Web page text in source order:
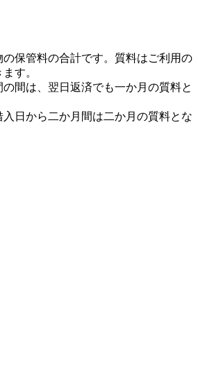
保管料の合計です。質料はご利用の
す。
間は、翌日返済でも一か月の質料と
日から二か月間は二か月の質料とな